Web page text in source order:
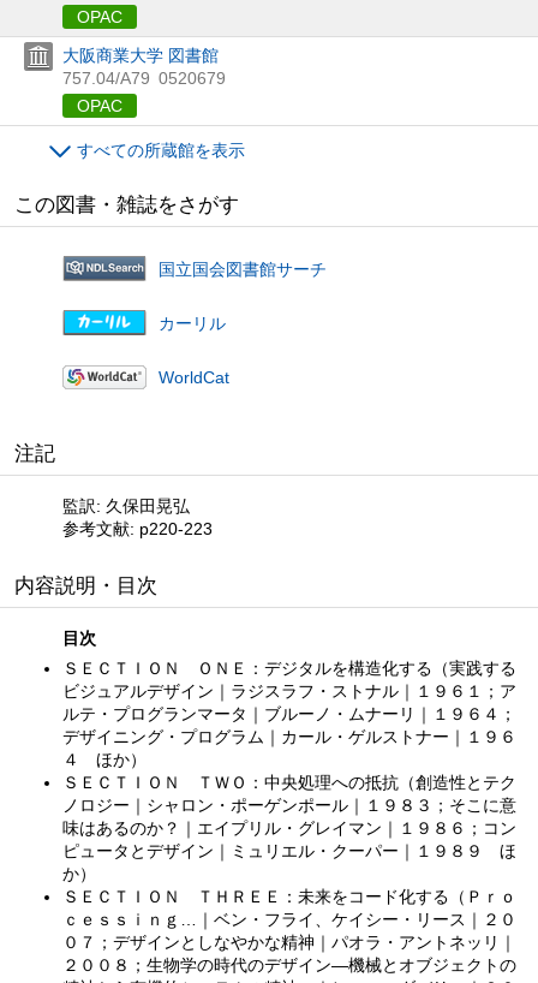
OPAC
大阪商業大学 図書館
757.04/A79 0520679
OPAC
すべての所蔵館を表示
この図書・雑誌をさがす
国立国会図書館サーチ
カーリル
WorldCat
注記
監訳: 久保田晃弘
参考文献: p220-223
内容説明・目次
目次
ＳＥＣＴＩＯＮ ＯＮＥ：デジタルを構造化する（実践する
ビジュアルデザイン｜ラジスラフ・ストナル｜１９６１；ア
ルテ・プログランマータ｜ブルーノ・ムナーリ｜１９６４；
デザイニング・プログラム｜カール・ゲルストナー｜１９６
４ ほか）
ＳＥＣＴＩＯＮ ＴＷＯ：中央処理への抵抗（創造性とテク
ノロジー｜シャロン・ポーゲンポール｜１９８３；そこに意
味はあるのか？｜エイプリル・グレイマン｜１９８６；コン
ピュータとデザイン｜ミュリエル・クーパー｜１９８９ ほ
か）
ＳＥＣＴＩＯＮ ＴＨＲＥＥ：未来をコード化する（Ｐｒｏ
ｃｅｓｓｉｎｇ…｜ベン・フライ、ケイシー・リース｜２０
０７；デザインとしなやかな精神｜パオラ・アントネッリ｜
２００８；生物学の時代のデザイン—機械とオブジェクトの